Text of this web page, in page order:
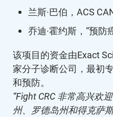
兰斯·巴伯，ACS
乔迪·霍约斯，“预防
该项目的资金由Exact
家分子诊断公司，最初
和预防。
“Fight CRC 非常高兴欢
州、罗德岛州和得克萨